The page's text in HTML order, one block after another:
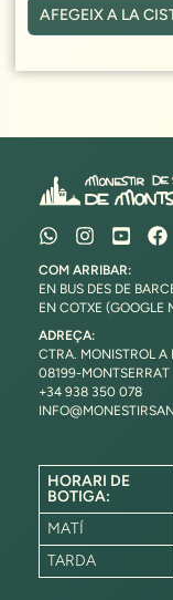
AFEGEIX A LA
COM ARRIBAR:
EN BUS DES DE
EN COTXE (GOOGLE
ADREÇA:
CTRA. MONISTROL A
08199-MONTSERRAT
+34 938 350 078
HORARI DE
BOTIGA:
MATÍ
TARDA